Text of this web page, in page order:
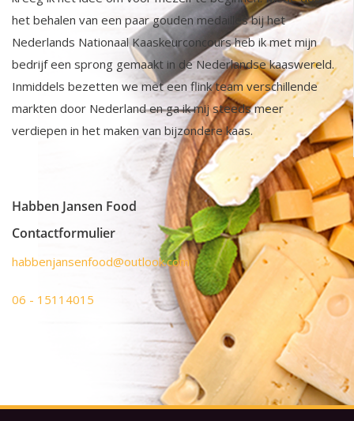
het behalen van een paar gouden medailles bij het
Nederlands Nationaal Kaaskeurconcours heb ik met mijn
bedrijf een sprong gemaakt in de Nederlandse kaaswereld.
Inmiddels bezetten we met een flink team verschillende
markten door Nederland en ga ik mij steeds meer
verdiepen in het maken van bijzondere kaas.
Habben Jansen Food
Contactformulier
habbenjansenfood@outlook.com
06 - 15114015